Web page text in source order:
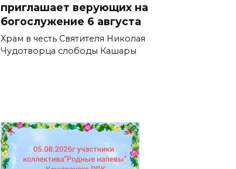
приглашает верующих на
богослужение 6 августа
Храм в честь Святителя Николая
Чудотворца слободы Кашары